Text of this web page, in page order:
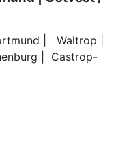
| Waltrop |
| Castrop-